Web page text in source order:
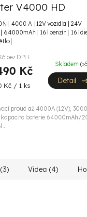
V4000 HD
| 4000 A | 12V vozidla | 24V
64000mAh | 16l benzín | 16l
|
bez DPH
Kč
Kč / 1 ks
Skladem
Detail
proud až 4000A (12V),
kapacita baterie 64000mAh/
Videa (4)